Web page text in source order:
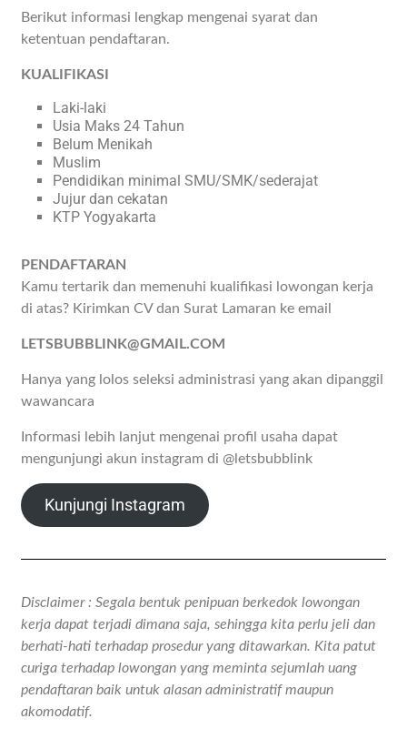
Berikut informasi lengkap mengenai syarat dan
ketentuan pendaftaran.
KUALIFIKASI
Laki-laki
Usia Maks 24 Tahun
Belum Menikah
Muslim
Pendidikan minimal SMU/SMK/sederajat
Jujur dan cekatan
KTP Yogyakarta
PENDAFTARAN
Kamu tertarik dan memenuhi kualifikasi lowongan kerja
di atas? Kirimkan CV dan Surat Lamaran ke email
LETSBUBBLINK@GMAIL.COM
Hanya yang lolos seleksi administrasi yang akan dipanggil
wawancara
Informasi lebih lanjut mengenai profil usaha dapat
mengunjungi akun instagram di @letsbubblink
Kunjungi Instagram
Disclaimer : Segala bentuk penipuan berkedok lowongan
kerja dapat terjadi dimana saja, sehingga kita perlu jeli dan
berhati-hati terhadap prosedur yang ditawarkan. Kita patut
curiga terhadap lowongan yang meminta sejumlah uang
pendaftaran baik untuk alasan administratif maupun
akomodatif.